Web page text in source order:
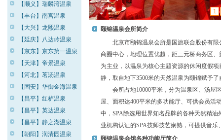
【顺义】瑞麟湾温泉
【丰台】南宫温泉
【大兴】龙熙温泉
【延庆】八达岭温泉
【京东】京东第一温泉
【天津】帝景温泉
【河北】茗汤温泉
【固安】华御金海温泉
【昌平】红栌温泉
【昌平】英达温泉
【昌平】静之湖温泉
【朝阳】润清园温泉
1
颐锦温泉会所简介
北京市颐锦温泉会所是国旅联合股份有限
商圈中心，地理位置优越，距三元桥商务区
为主业，以温泉为核心主题资源的休闲度假
静，取自地下3500米的天然温泉为颐锦赋予
会所占地10000平米，分为温泉区、汤屋区
屋、面积达400平米的多功能厅、可供会员
中，SPA除选用世界知名品牌的各种天然精
业机构认证的SPA技师技艺娴熟，可提供音
颐锦温泉会馆各种功能厅简介